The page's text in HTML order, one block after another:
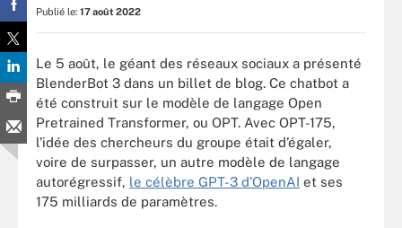
Publié le: 17 août 2022
Le 5 août, le géant des réseaux sociaux a présenté
BlenderBot 3 dans un billet de blog. Ce chatbot a
été construit sur le modèle de langage Open
Pretrained Transformer, ou OPT. Avec OPT-175,
l’idée des chercheurs du groupe était d’égaler,
voire de surpasser, un autre modèle de langage
autorégressif, le célèbre GPT-3 d’OpenAI et ses
175 milliards de paramètres.